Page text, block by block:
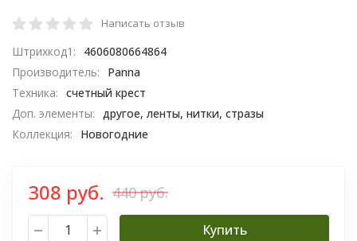
Написать отзыв
Штрихкод1:
4606080664864
Производитель:
Panna
Техника: счетный крест
Доп. элементы: другое, ленты, нитки, стразы
Коллекция:
Новогодние
308 руб. 440 руб.
Купить